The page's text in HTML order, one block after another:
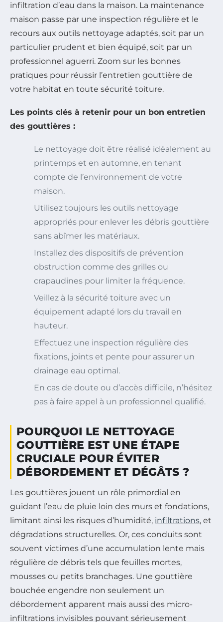
infiltration d’eau dans la maison. La maintenance
maison passe par une inspection régulière et le
recours aux outils nettoyage adaptés, soit par un
particulier prudent et bien équipé, soit par un
professionnel aguerri. Zoom sur les bonnes
pratiques pour réussir l’entretien gouttière de
votre habitat en toute sécurité toiture.
Les points clés à retenir pour un bon entretien
des gouttières :
Le nettoyage doit être réalisé idéalement au
printemps et en automne, en tenant
compte de l’environnement de votre
maison.
Utilisez toujours les outils nettoyage
appropriés pour enlever les débris gouttière
sans abîmer les matériaux.
Installez des dispositifs de prévention
obstruction comme des grilles ou
crapaudines pour limiter la fréquence.
Veillez à la sécurité toiture avec un
équipement adapté lors du travail en
hauteur.
Effectuez une inspection régulière des
fixations, joints et pente pour assurer un
drainage eau optimal.
En cas de doute ou d’accès difficile, n’hésitez
pas à faire appel à un professionnel qualifié.
POURQUOI LE NETTOYAGE
GOUTTIÈRE EST UNE ÉTAPE
CRUCIALE POUR ÉVITER
DÉBORDEMENT ET DÉGÂTS ?
Les gouttières jouent un rôle primordial en
guidant l’eau de pluie loin des murs et fondations,
limitant ainsi les risques d’humidité, infiltrations, et
dégradations structurelles. Or, ces conduits sont
souvent victimes d’une accumulation lente mais
régulière de débris tels que feuilles mortes,
mousses ou petits branchages. Une gouttière
bouchée engendre non seulement un
débordement apparent mais aussi des micro-
infiltrations invisibles pouvant sérieusement